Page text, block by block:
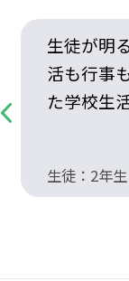
Previous
生徒が明
活も行事
た学校生
生徒：2年生